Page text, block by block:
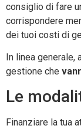
consiglio di fare
corrispondere
dei tuoi costi di
In linea generale,
gestione che
Le
Finanziare la tua